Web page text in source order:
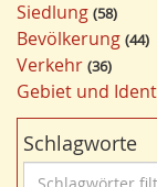
Siedlung 58
Bevölkerung 44
Verkehr 36
Gebiet und
Schlagworte